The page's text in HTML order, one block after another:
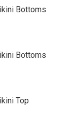
Bottoms
Bottoms
Top